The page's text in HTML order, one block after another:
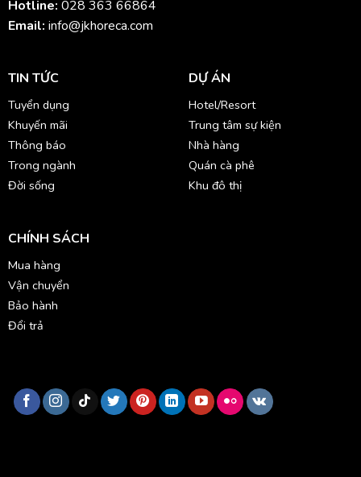
Hotline: 028 363 66864
Email: info@jkhoreca.com
TIN TỨC
Tuyển dụng
Khuyến mãi
Thông báo
Trong ngành
Đời sống
DỰ ÁN
Hotel/Resort
Trung tâm sự kiện
Nhà hàng
Quán cà phê
Khu đô thị
CHÍNH SÁCH
Mua hàng
Vận chuyển
Bảo hành
Đổi trả